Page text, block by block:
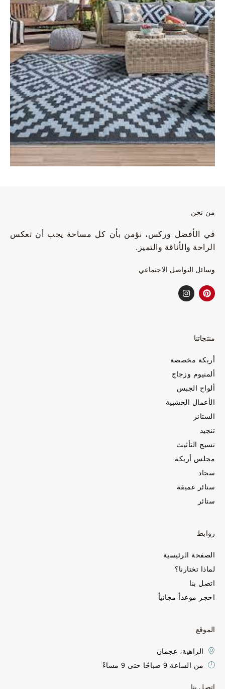
من نحن
في الأفضل وركس، نؤمن بأن كل مساحة يجب أن تعكس
الراحة والأناقة والتميز.
وسائل التواصل الاجتماعي
منتجاتنا
أريكة مخصصة
ألمنيوم وزجاج
ألواح الجبس
الأعمال الخشبية
الستائر
تنجيد
نسيج التأثيث
مجلس أريكة
سجاد
ستائر عميقة
ستائر
روابط
الصفحة الرئيسية
لماذا تختارنا؟
اتصل بنا
احجز موعداً مجانياً
الموقع
الزاهية، عجمان
من الساعة 9 صباحًا حتى 9 مساءً
اتصل بنا